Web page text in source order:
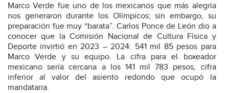
Marco Verde fue uno de los mexicanos que más alegría
nos generaron durante los Olímpicos; sin embargo, su
preparación fue muy “barata”. Carlos Ponce de León dio a
conocer que la Comisión Nacional de Cultura Física y
Deporte invirtió en 2023 – 2024: 541 mil 85 pesos para
Marco Verde y su equipo. La cifra para el boxeador
mexicano sería cercana a los 141 mil 783 pesos, cifra
inferior al valor del asiento redondo que ocupó la
mandataria.